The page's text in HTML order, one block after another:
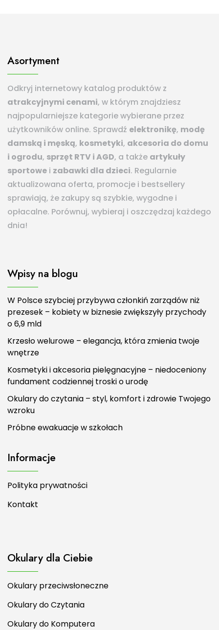
Asortyment
Odkryj internetowy katalog produktów z
atrakcyjnymi cenami, w którym znajdziesz
najpopularniejsze kategorie wybierane przez
użytkowników online. Sprawdź elektronikę, modę
damską i męską, kosmetyki, akcesoria do domu
i ogrodu, sprzęt RTV i AGD, a także artykuły
sportowe i zabawki dla dzieci. Regularnie
aktualizowana oferta, promocje i bestsellery
sprawiają, że zakupy są szybkie, wygodne i
opłacalne. Porównuj, wybieraj i oszczędzaj każdego
dnia!
Wpisy na blogu
W Polsce szybciej przybywa członkiń zarządów niż
prezesek – kobiety w biznesie zwiększyły przychody
o 6,9 mld
Krzesło welurowe – elegancja, która zmienia twoje
wnętrze
Kosmetyki i akcesoria pielęgnacyjne – niedoceniony
fundament codziennej troski o urodę
Okulary do czytania – styl, komfort i zdrowie Twojego
wzroku
Próbne ewakuacje w szkołach
Informacje
Polityka prywatności
Kontakt
Okulary dla Ciebie
Okulary przeciwsłoneczne
Okulary do Czytania
Okulary do Komputera